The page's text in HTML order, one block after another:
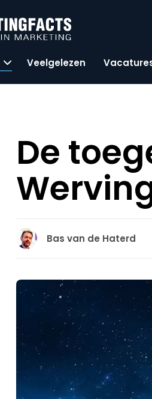
Veelgelezen
De
Bas van de Haterd